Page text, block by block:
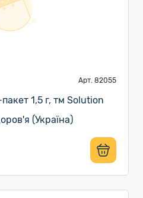
Арт. 82055
1,5 г, тм Solution
(Україна)